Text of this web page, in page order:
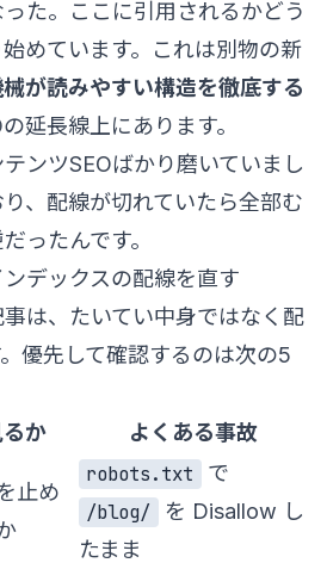
た。ここに引用されるかどう
めています。これは別物の新
が読みやすい構造を徹底する
延長線上にあります。
ンツSEOばかり磨いていまし
、配線が切れていたら全部む
ったんです。
デックスの配線を直す
は、たいてい中身ではなく配
優先して確認するのは次の5
か よくある事故
止め
robots.txt
で
/blog/
を Disallow し
たまま